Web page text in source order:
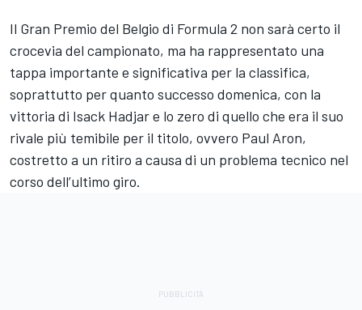
Il Gran Premio del Belgio di Formula 2 non sarà certo il
crocevia del campionato, ma ha rappresentato una
tappa importante e significativa per la classifica,
soprattutto per quanto successo domenica, con la
vittoria di Isack Hadjar e lo zero di quello che era il suo
rivale più temibile per il titolo, ovvero Paul Aron,
costretto a un ritiro a causa di un problema tecnico nel
corso dell’ultimo giro.